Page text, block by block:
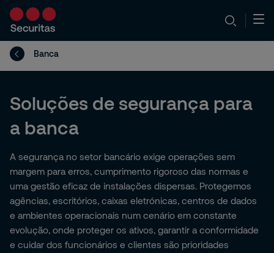
Banca
Soluções de segurança para
a banca
A segurança no setor bancário exige operações sem
margem para erros, cumprimento rigoroso das normas e
uma gestão eficaz de instalações dispersas. Protegemos
agências, escritórios, caixas eletrónicas, centros de dados
e ambientes operacionais num cenário em constante
evolução, onde proteger os ativos, garantir a conformidade
e cuidar dos funcionários e clientes são prioridades